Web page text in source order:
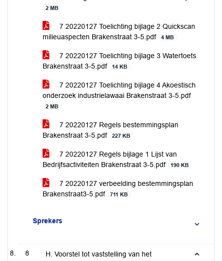
2 MB
7 20220127 Toelichting bijlage 2 Quickscan
milieuaspecten Brakenstraat 3-5.pdf
4 MB
7 20220127 Toelichting bijlage 3 Watertoets
Brakenstraat 3-5.pdf
14 KB
7 20220127 Toelichting bijlage 4 Akoestisch
onderzoek industrielawaai Brakenstraat 3-5.pdf
2 MB
7 20220127 Regels bestemmingsplan
Brakenstraat 3-5.pdf
227 KB
7 20220127 Regels bijlage 1 Lijst van
Bedrijfsactiviteiten Brakenstraat 3-5.pdf
190 KB
7 20220127 verbeelding bestemmingsplan
Brakenstraat3-5.pdf
711 KB
Sprekers
8
H. Voorstel tot vaststelling van het